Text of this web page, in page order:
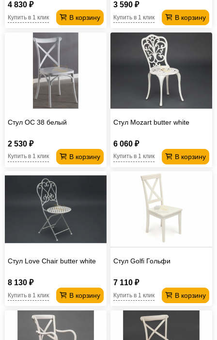
4 830 ₽
В корзину
Купить в 1 клик
3 590 ₽
В корзину
Купить в 1 клик
Стул ОС 38 белый
2 530 ₽
В корзину
Купить в 1 клик
Стул Mozart butter white
6 060 ₽
В корзину
Купить в 1 клик
Стул Love Chair butter white
8 130 ₽
В корзину
Купить в 1 клик
Стул Golfi Гольфи
7 110 ₽
В корзину
Купить в 1 клик